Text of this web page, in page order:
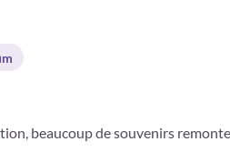
beaucoup de souvenirs